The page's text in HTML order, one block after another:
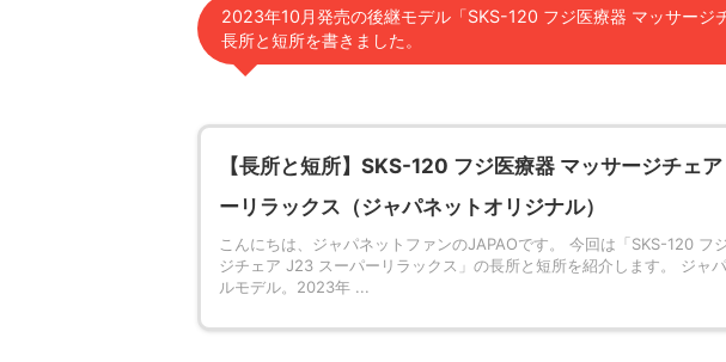
2023年10月発売の後継モデル「SKS-120 フジ医療器 マッサージ
長所と短所を書きました。
【長所と短所】SKS-120 フジ医療器 マッサージチェ
ーリラックス（ジャパネットオリジナル）
こんにちは、ジャパネットファンのJAPAOです。 今回は「SKS-120 フ
ジチェア J23 スーパーリラックス」の長所と短所を紹介します。 ジャ
ルモデル。2023年 ...